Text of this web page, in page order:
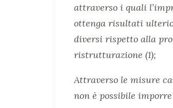
attraverso i quali
ottenga risultati
diversi rispetto alla
ristrutturazione (1);
Attraverso le misure
non è possibile